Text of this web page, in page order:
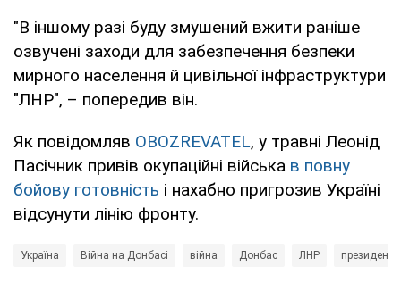
"В іншому разі буду змушений вжити раніше
озвучені заходи для забезпечення безпеки
мирного населення й цивільної інфраструктури
"ЛНР", – попередив він.
Як повідомляв OBOZREVATEL, у травні Леонід
Пасічник привів окупаційні війська в повну
бойову готовність і нахабно пригрозив Україні
відсунути лінію фронту.
Україна Війна на Донбасі війна Донбас ЛНР президент